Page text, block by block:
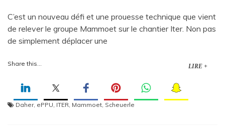
C’est un nouveau défi et une prouesse technique que vient
de relever le groupe Mammoet sur le chantier Iter. Non pas
de simplement déplacer une
Share this... LIRE +
Daher, ePPU, ITER, Mammoet, Scheuerle